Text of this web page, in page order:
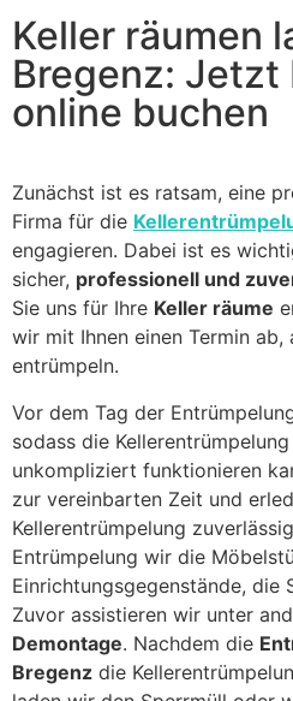
Keller räumen
Bregenz: Jetzt
online buchen
Zunächst ist es ratsam, eine
Firma für die
engagieren. Dabei ist es
sicher, professionell und
Sie uns für Ihre Keller räume
wir mit Ihnen einen Termin ab,
entrümpeln.
Vor dem Tag der
sodass die
unkompliziert funktionieren
zur vereinbarten Zeit und
Kellerentrümpelung
Entrümpelung wir die
Einrichtungsgegenstände, die
Zuvor assistieren wir unter
Demontage. Nachdem die
Bregenz die